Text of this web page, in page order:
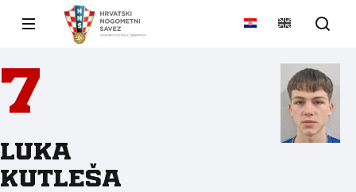
7
Luka
Kutleša